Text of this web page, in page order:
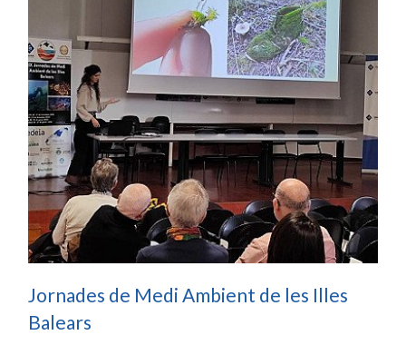
Jornades de Medi Ambient de les Illes
Balears